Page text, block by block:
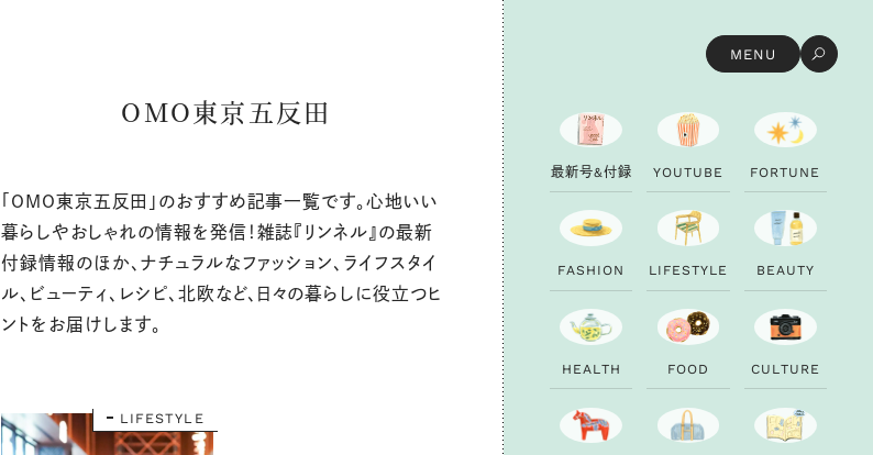
MENU
OMO東京五反田
「OMO東京五反田」のおすすめ記事一覧です。心地いい
暮らしやおしゃれの情報を発信！雑誌『リンネル』の最新
付録情報のほか、ナチュラルなファッション、ライフスタイ
ル、ビューティ、レシピ、北欧など、日々の暮らしに役立つヒ
ントをお届けします。
LIFESTYLE
最新号&付録 YOUTU B E FORTU N E
FAS H ION LI FESTYLE B EAUTY
H EALTH FOOD CU LTU RE